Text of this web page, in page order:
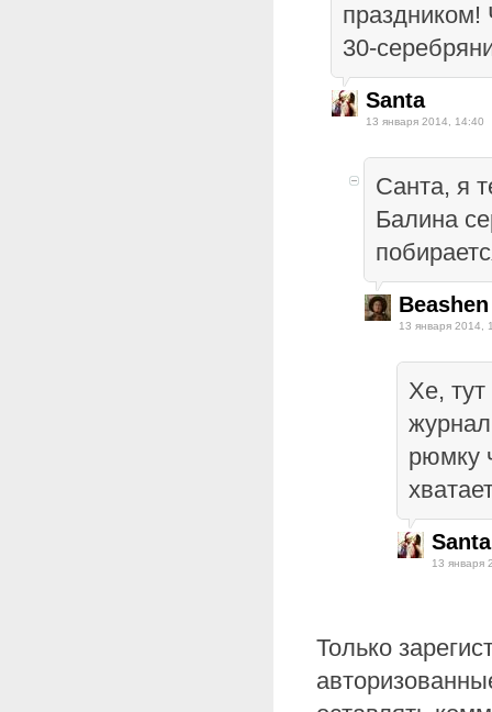
праздником!
30-
Santa
13 января 2014, 14:40
Санта, я
Балина
Beashen
13 января 2014,
Хе,
рюмку
Santa
13 января
Только